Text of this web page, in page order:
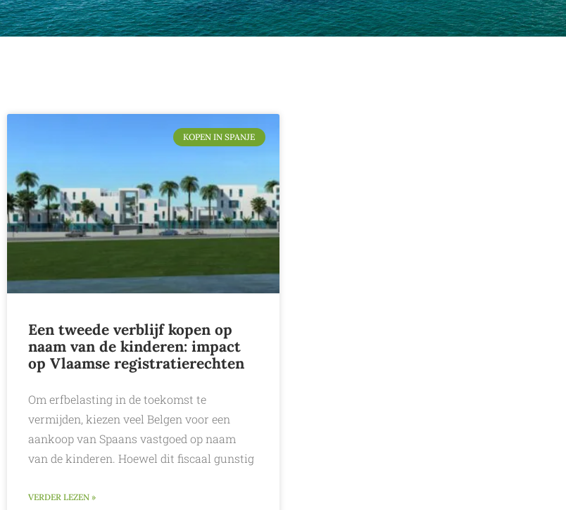
KOPEN IN SPANJE
Een tweede verblijf kopen op
naam van de kinderen: impact
op Vlaamse registratierechten
Om erfbelasting in de toekomst te
vermijden, kiezen veel Belgen voor een
aankoop van Spaans vastgoed op naam
van de kinderen. Hoewel dit fiscaal gunstig
VERDER LEZEN »